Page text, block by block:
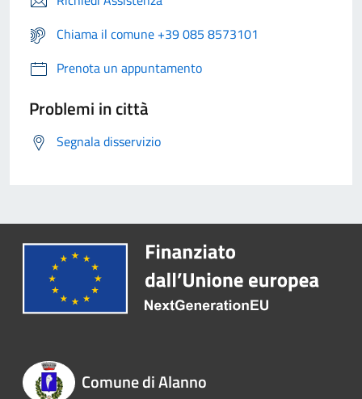
Chiama il comune +39 085 8573101
Prenota un appuntamento
Problemi in città
Segnala disservizio
Comune di Alanno